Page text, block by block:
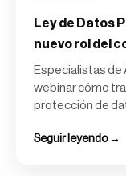
Ley de Datos
nuevo rol del
Especialistas de
webinar cómo
protección de
Seguir leyendo →